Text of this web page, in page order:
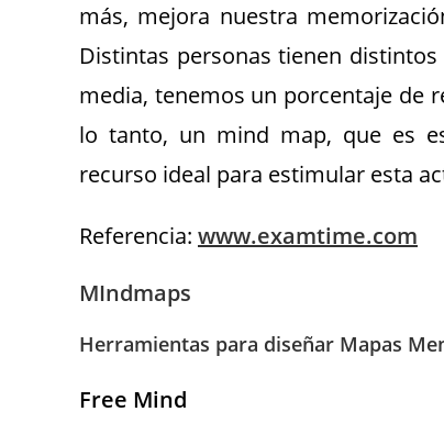
más, mejora nuestra
Distintas personas tienen
media, tenemos un porcentaje de
lo tanto, un mind map, que es
recurso ideal para estimular esta
Referencia: www.examtime.com
MIndmaps
Herramientas para diseñar Mapas
Free Mind